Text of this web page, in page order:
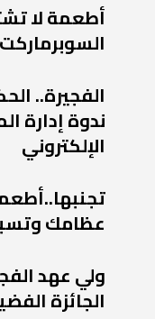
أطعمة لا
السوبرماركت
الفجيرة..
ندوة إدارة
الإلكتروني
عظامك
ولي عهد
الجائزة